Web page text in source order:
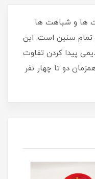
ها و شباهت ها
تمام سنین است. این
پیدا کردن تفاوت
دو تا چهار نفر